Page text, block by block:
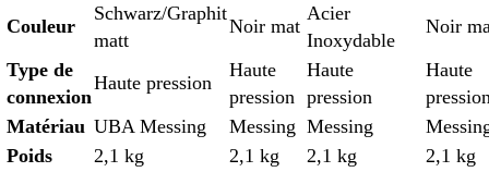
Couleur
Schwarz/Graphit
matt
Noir mat
Acier
Inoxydable
Noir
Type de
connexion
Haute pression
Haute
pression
Haute
pression
Haute
Matériau UBA Messing Messing Messing
Poids
2,1 kg 2,1 kg 2,1 kg
2,1 kg